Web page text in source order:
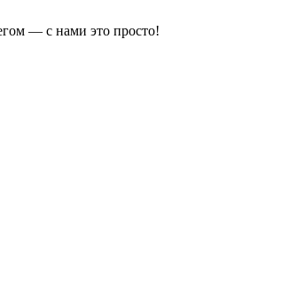
— с нами это просто!